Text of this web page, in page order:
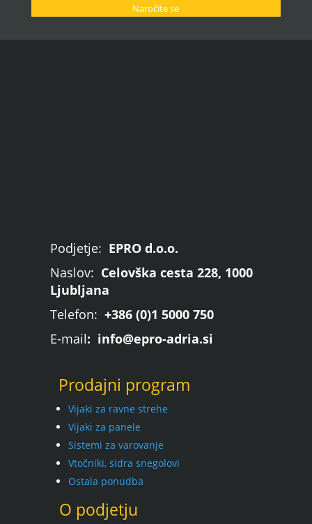
Naročite se
Podjetje: EPRO d.o.o.
Naslov: Celovška cesta 228, 1000
Ljubljana
Telefon: +386 (0)1 5000 750
E-mail: info@epro-adria.si
Prodajni program
Vijaki za ravne strehe
Vijaki za panele
Sistemi za varovanje
Vtočniki, sidra snegolovi
Ostala ponudba
O podjetju